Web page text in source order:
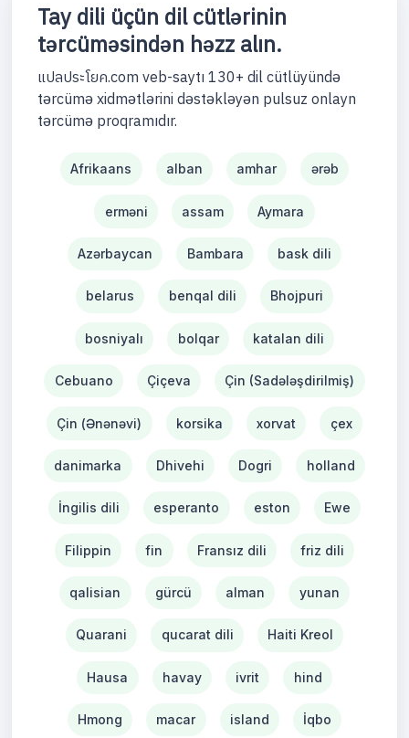
Tay dili üçün dil cütlərinin
tərcüməsindən həzz alın.
แปลประโยค.com veb-saytı 130+ dil cütlüyündə
tərcümə xidmətlərini dəstəkləyən pulsuz onlayn
tərcümə proqramıdır.
Afrikaans alban amhar ərəb
erməni assam Aymara
Azərbaycan Bambara bask dili
belarus benqal dili Bhojpuri
bosniyalı bolqar katalan dili
Cebuano Çiçeva Çin (Sadələşdirilmiş)
Çin (Ənənəvi) korsika xorvat çex
danimarka Dhivehi Dogri holland
İngilis dili esperanto eston Ewe
Filippin fin Fransız dili friz dili
qalisian gürcü alman yunan
Quarani qucarat dili Haiti Kreol
Hausa havay ivrit hind
Hmong macar island İqbo